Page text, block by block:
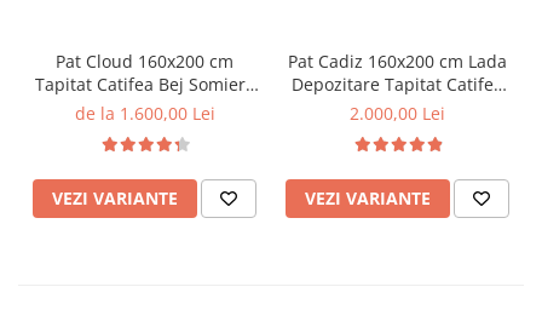
Pat Cloud 160x200 cm
Tapitat Catifea Bej Somiera
Inclusa
de la 1.600,00 Lei
VEZI VARIANTE
Pat Cadiz 160x200 cm Lada
Depozitare Tapitat Catifea
Bej Somiera Inclusa (cod ML
2.000,00 Lei
VEZI VARIANTE